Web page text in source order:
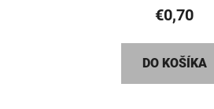
€0,70
DO KOŠÍKA